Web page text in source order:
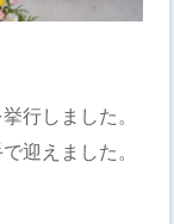
行しました。
迎えました。